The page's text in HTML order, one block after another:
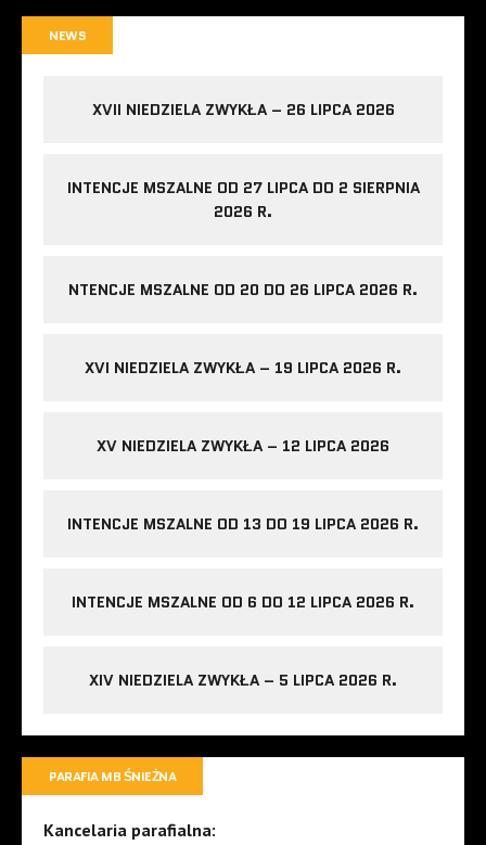
NEWS
XVII NIEDZIELA ZWYKŁA – 26 LIPCA 2026
INTENCJE MSZALNE OD 27 LIPCA DO 2 SIERPNIA
2026 R.
NTENCJE MSZALNE OD 20 DO 26 LIPCA 2026 R.
XVI NIEDZIELA ZWYKŁA – 19 LIPCA 2026 R.
XV NIEDZIELA ZWYKŁA – 12 LIPCA 2026
INTENCJE MSZALNE OD 13 DO 19 LIPCA 2026 R.
INTENCJE MSZALNE OD 6 DO 12 LIPCA 2026 R.
XIV NIEDZIELA ZWYKŁA – 5 LIPCA 2026 R.
PARAFIA MB ŚNIEŻNA
Kancelaria parafialna: